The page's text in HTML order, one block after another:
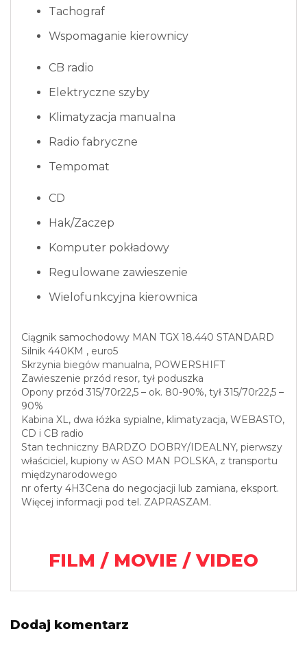
Tachograf
Wspomaganie kierownicy
CB radio
Elektryczne szyby
Klimatyzacja manualna
Radio fabryczne
Tempomat
CD
Hak/Zaczep
Komputer pokładowy
Regulowane zawieszenie
Wielofunkcyjna kierownica
Ciągnik samochodowy MAN TGX 18.440 STANDARD
Silnik 440KM , euro5
Skrzynia biegów manualna, POWERSHIFT
Zawieszenie przód resor, tył poduszka
Opony przód 315/70r22,5 – ok. 80-90%, tył 315/70r22,5 –
90%
Kabina XL, dwa łóżka sypialne, klimatyzacja, WEBASTO,
CD i CB radio
Stan techniczny BARDZO DOBRY/IDEALNY, pierwszy
właściciel, kupiony w ASO MAN POLSKA, z transportu
międzynarodowego
nr oferty 4H3Cena do negocjacji lub zamiana, eksport.
Więcej informacji pod tel. ZAPRASZAM.
FILM / MOVIE / VIDEO
Dodaj komentarz